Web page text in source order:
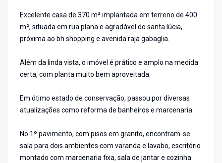
Excelente casa de 370 m² implantada em terreno de 400
m², situada em rua plana e agradável do santa lúcia,
próxima ao bh shopping e avenida raja gabaglia.
Além da linda vista, o imóvel é prático e amplo na medida
certa, com planta muito bem aproveitada.
Em ótimo estado de conservação, passou por diversas
atualizações como reforma de banheiros e marcenaria.
No 1º pavimento, com pisos em granito, encontram-se
sala para dois ambientes com varanda e lavabo, escritório
montado com marcenaria fixa, sala de jantar e cozinha